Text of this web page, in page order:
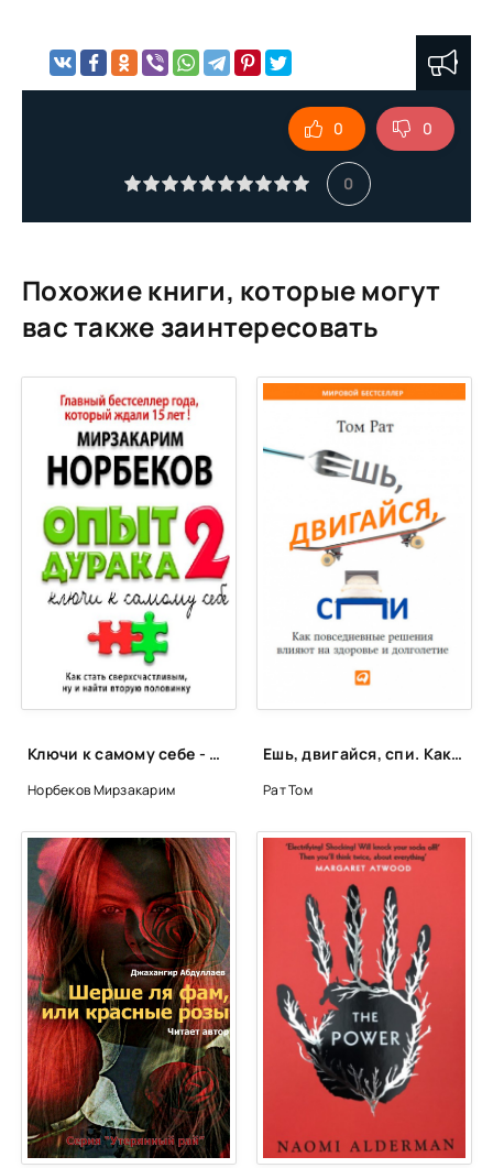
17
0
0 0
Похожие книги, которые могут
вас также заинтересовать
Ключи к самому себе - Мирзакарим Норбеков
Норбеков Мирзакарим
Ешь, двигайся, спи. Как повседневные решения влияют на здоровье и долголетие - Том Рат
Рат Том